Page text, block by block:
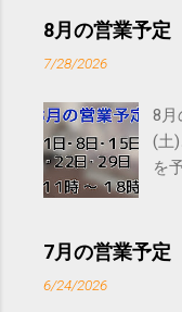
ンディショニング
Email delivery
Amphitheatre
United States
8月の営業予定
7/28/2026
8月
(土
を
す
の
7月の営業予定
6/24/2026